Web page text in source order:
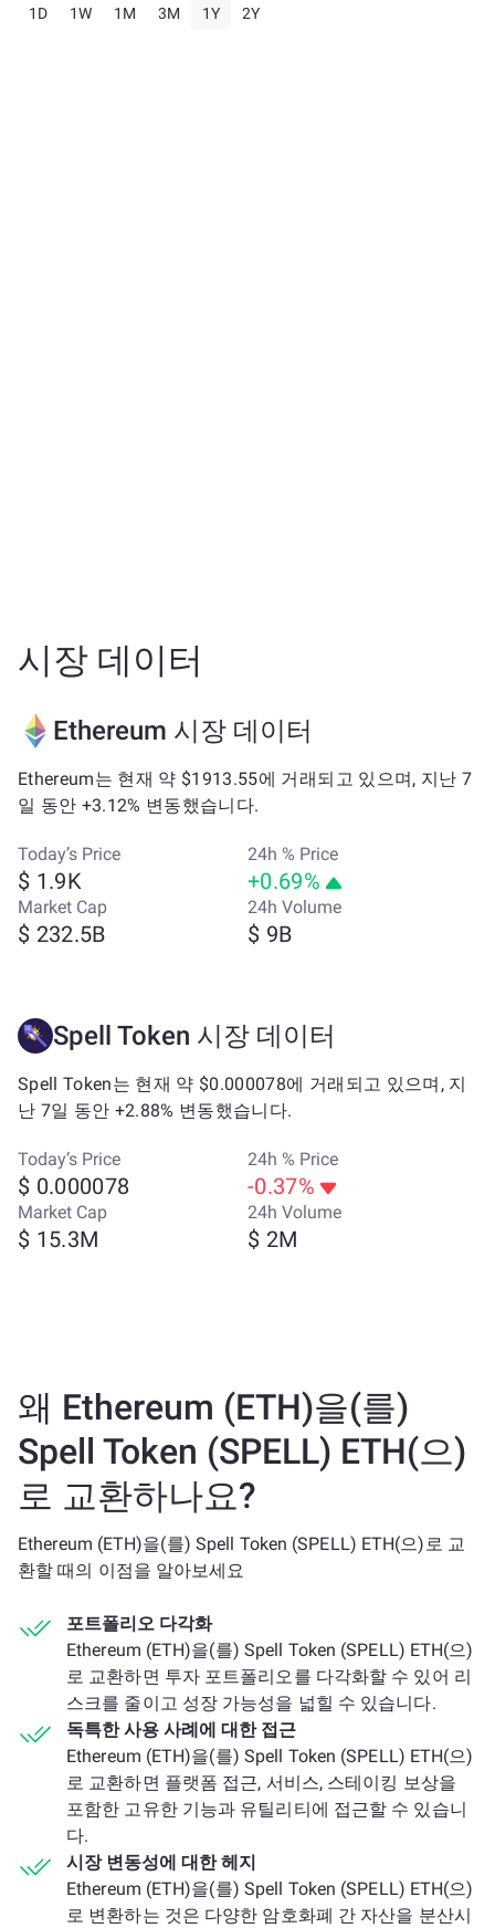
1D 1W 1M 3M 1Y 2Y
시장 데이터
Ethereum 시장 데이터
Ethereum는 현재 약 $1913.55에 거래되고 있으며, 지난 7
일 동안 +3.12% 변동했습니다.
Today’s Price
$ 1.9K
24h % Price
+0.69%
Market Cap
$ 232.5B
24h Volume
$ 9B
Spell Token 시장 데이터
Spell Token는 현재 약 $0.000078에 거래되고 있으며, 지
난 7일 동안 +2.88% 변동했습니다.
Today’s Price
$ 0.000078
24h % Price
-0.37%
Market Cap
$ 15.3M
24h Volume
$ 2M
왜 Ethereum (ETH)을(를)
Spell Token (SPELL) ETH(으)
로 교환하나요?
Ethereum (ETH)을(를) Spell Token (SPELL) ETH(으)로 교
환할 때의 이점을 알아보세요
포트폴리오 다각화
Ethereum (ETH)을(를) Spell Token (SPELL) ETH(으)
로 교환하면 투자 포트폴리오를 다각화할 수 있어 리
스크를 줄이고 성장 가능성을 넓힐 수 있습니다.
독특한 사용 사례에 대한 접근
Ethereum (ETH)을(를) Spell Token (SPELL) ETH(으)
로 교환하면 플랫폼 접근, 서비스, 스테이킹 보상을
포함한 고유한 기능과 유틸리티에 접근할 수 있습니
다.
시장 변동성에 대한 헤지
Ethereum (ETH)을(를) Spell Token (SPELL) ETH(으)
로 변환하는 것은 다양한 암호화폐 간 자산을 분산시